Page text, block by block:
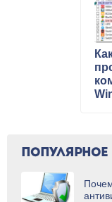
ПОПУЛЯРНОЕ